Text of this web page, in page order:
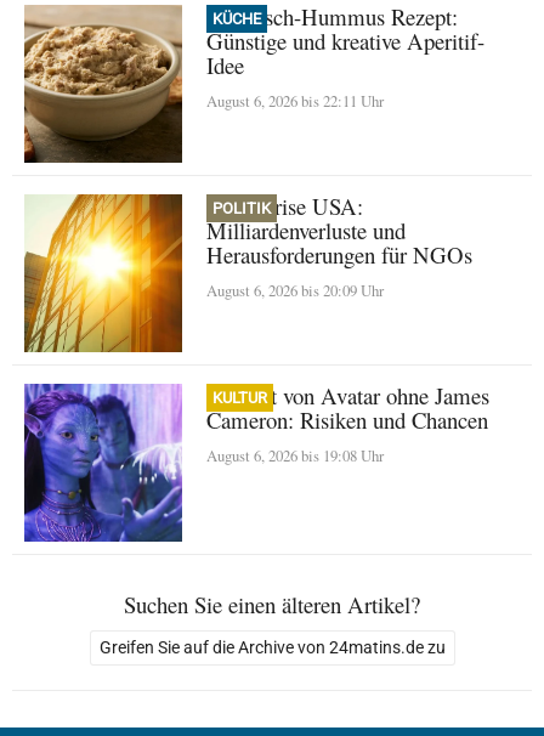
KÜCHE
Thunfisch-Hummus Rezept:
Günstige und kreative Aperitif-
Idee
August 6, 2026 bis 22:11 Uhr
POLITIK
Klimakrise USA:
Milliardenverluste und
Herausforderungen für NGOs
August 6, 2026 bis 20:09 Uhr
KULTUR
Zukunft von Avatar ohne James
Cameron: Risiken und Chancen
August 6, 2026 bis 19:08 Uhr
Suchen Sie einen älteren Artikel?
Greifen Sie auf die Archive von 24matins.de zu